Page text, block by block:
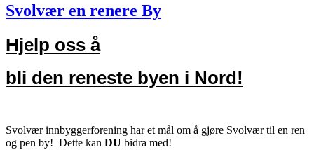
Svolvær en renere By
Hjelp oss å
bli den reneste byen i Nord!
Svolvær innbyggerforening har et mål om å gjøre Svolvær til en ren
og pen by! Dette kan DU bidra med!